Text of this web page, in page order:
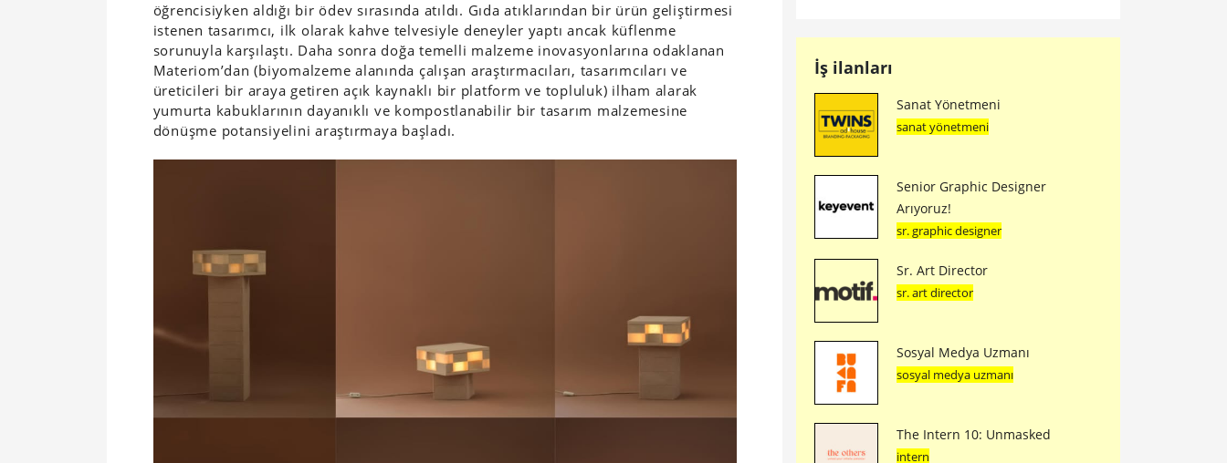
öğrencisiyken aldığı bir ödev sırasında atıldı. Gıda atıklarından bir ürün geliştirmesi
istenen tasarımcı, ilk olarak kahve telvesiyle deneyler yaptı ancak küflenme
sorunuyla karşılaştı. Daha sonra doğa temelli malzeme inovasyonlarına odaklanan
Materiom’dan (biyomalzeme alanında çalışan araştırmacıları, tasarımcıları ve
üreticileri bir araya getiren açık kaynaklı bir platform ve topluluk) ilham alarak
yumurta kabuklarının dayanıklı ve kompostlanabilir bir tasarım malzemesine
dönüşme potansiyelini araştırmaya başladı.
İş ilanları
Sanat Yönetmeni
sanat yönetmeni
Senior Graphic Designer
Arıyoruz!
sr. graphic designer
Sr. Art Director
sr. art director
Sosyal Medya Uzmanı
sosyal medya uzmanı
The Intern 10: Unmasked
intern